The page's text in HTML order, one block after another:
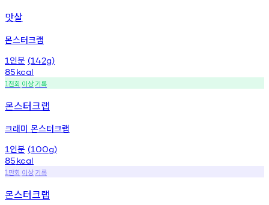
맛살
몬스터크랩
1 인분 (142g)
85kcal
1천회 이상기록
몬스터크랩
크래미 몬스터크랩
1 인분 (100g)
85kcal
1 만회 이상기록
몬스터크랩